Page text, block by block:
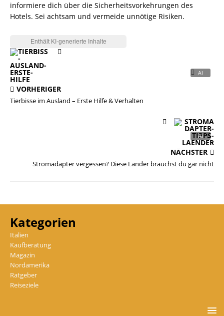
informiere dich über die Sicherheitsvorkehrungen des
Hotels. Sei achtsam und vermeide unnötige Risiken.
VORHERIGER
Tierbisse im Ausland – Erste Hilfe & Verhalten
NÄCHSTER
Stromadapter vergessen? Diese Länder brauchst du gar nicht
Kategorien
Italien
Kaufberatung
Magazin
Nordamerika
Ratgeber
Reiseziele